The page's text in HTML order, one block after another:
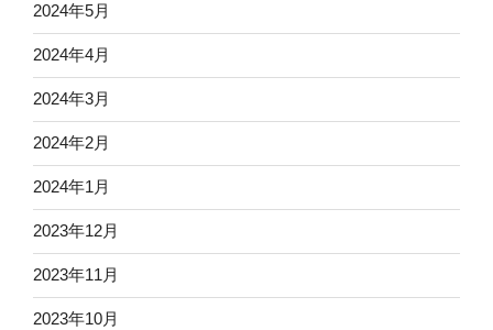
2024年5月
2024年4月
2024年3月
2024年2月
2024年1月
2023年12月
2023年11月
2023年10月